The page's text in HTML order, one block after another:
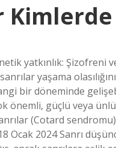
yatkınlık:
yaşama
bir döneminde
önemli, güçlü veya
(Cotard
Ocak 2024 Sanrı